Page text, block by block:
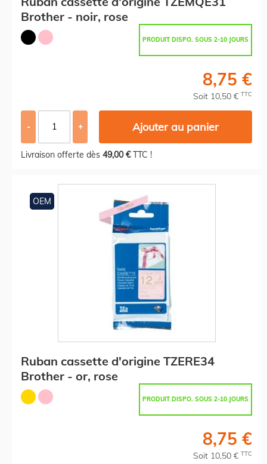
Brother - noir, rose
PRODUIT DISPO. SOUS 2-10 JOURS
8,75 €
Soit 10,50 € TTC
- + Ajouter au panier
Livraison offerte dès 49,00 €TTC !
OEM
Ruban cassette d'origine TZERE34
Brother - or, rose
PRODUIT DISPO. SOUS 2-10 JOURS
8,75 €
Soit 10,50 € TTC